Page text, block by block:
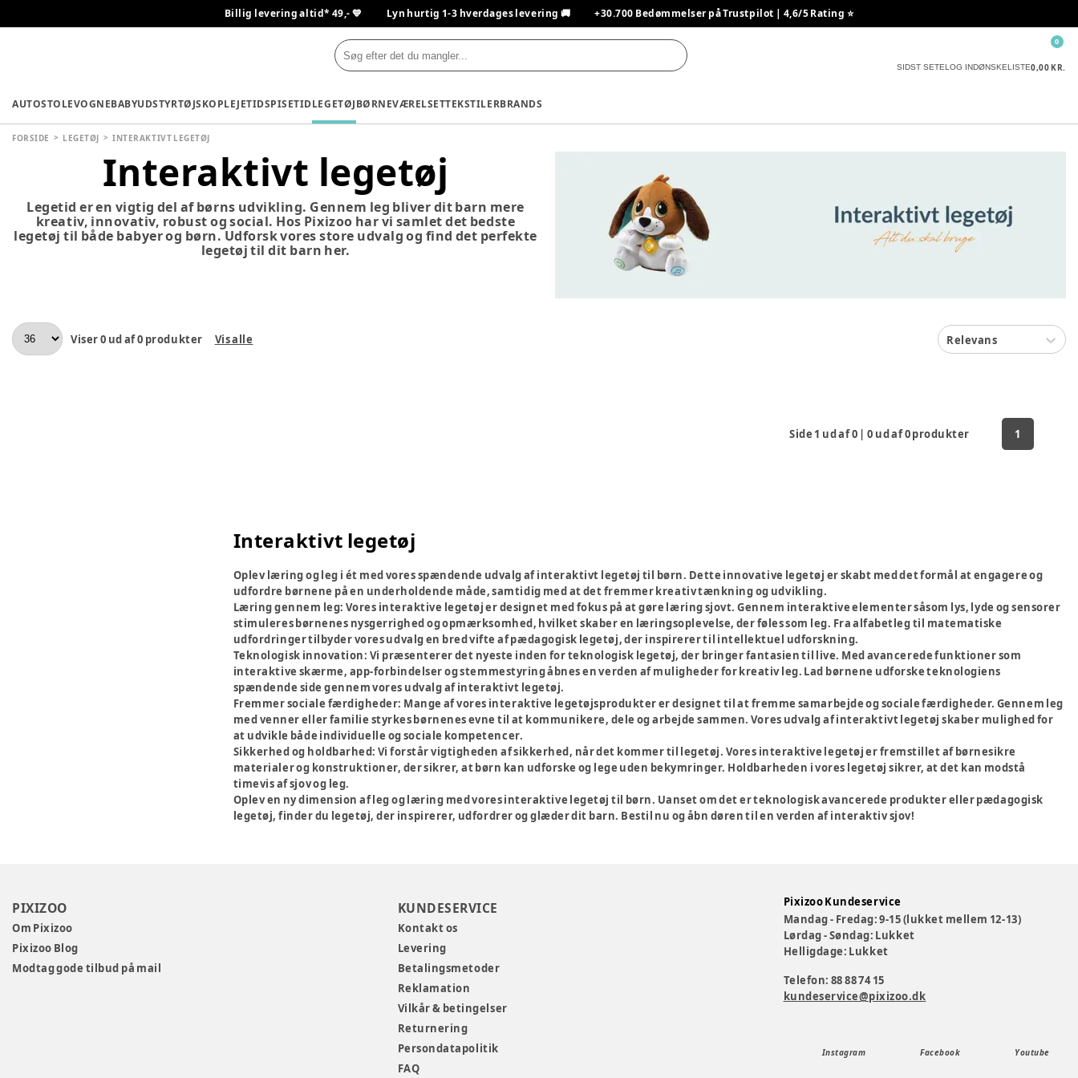
Billig levering altid* 49,- 💙 Lyn hurtig 1-3 hverdages levering 🚚 +30.700 Bedømmelser på Trustpilot | 4,6/5 Rating ⭐️
SIDST SETELOG INDØNSKELISTE0,00 KR.
0
AUTOSTOLEVOGNEBABYUDSTYRTØJSKOPLEJETIDSPISETIDLEGETØJBØRNEVÆRELSETTEKSTILERBRANDS
FORSIDE LEGETØJ INTERAKTIVT LEGETØJ
Interaktivt legetøj
Legetid er en vigtig del af børns udvikling. Gennem leg bliver dit barn mere
kreativ, innovativ, robust og social. Hos Pixizoo har vi samlet det bedste
legetøj til både babyer og børn. Udforsk vores store udvalg og find det perfekte
legetøj til dit barn her.
Viser0 ud af0 produkter Vis alle Relevans
Side 1 ud af0 |0 ud af0produkter 1
Interaktivt legetøj
Oplev læring og leg i ét med vores spændende udvalg af interaktivt legetøj til børn. Dette innovative legetøj er skabt med det formål at engagere og
udfordre børnene på en underholdende måde, samtidig med at det fremmer kreativ tænkning og udvikling.
Læring gennem leg: Vores interaktive legetøj er designet med fokus på at gøre læring sjovt. Gennem interaktive elementer såsom lys, lyde og sensorer
stimuleres børnenes nysgerrighed og opmærksomhed, hvilket skaber en læringsoplevelse, der føles som leg. Fra alfabetleg til matematiske
udfordringer tilbyder vores udvalg en bred vifte af pædagogisk legetøj, der inspirerer til intellektuel udforskning.
Teknologisk innovation: Vi præsenterer det nyeste inden for teknologisk legetøj, der bringer fantasien til live. Med avancerede funktioner som
interaktive skærme, app-forbindelser og stemmestyring åbnes en verden af muligheder for kreativ leg. Lad børnene udforske teknologiens
spændende side gennem vores udvalg af interaktivt legetøj.
Fremmer sociale færdigheder: Mange af vores interaktive legetøjsprodukter er designet til at fremme samarbejde og sociale færdigheder. Gennem leg
med venner eller familie styrkes børnenes evne til at kommunikere, dele og arbejde sammen. Vores udvalg af interaktivt legetøj skaber mulighed for
at udvikle både individuelle og sociale kompetencer.
Sikkerhed og holdbarhed: Vi forstår vigtigheden af sikkerhed, når det kommer til legetøj. Vores interaktive legetøj er fremstillet af børnesikre
materialer og konstruktioner, der sikrer, at børn kan udforske og lege uden bekymringer. Holdbarheden i vores legetøj sikrer, at det kan modstå
timevis af sjov og leg.
Oplev en ny dimension af leg og læring med vores interaktive legetøj til børn. Uanset om det er teknologisk avancerede produkter eller pædagogisk
legetøj, finder du legetøj, der inspirerer, udfordrer og glæder dit barn. Bestil nu og åbn døren til en verden af interaktiv sjov!
PIXIZOO
Om Pixizoo
Pixizoo Blog
Modtag gode tilbud på mail
KUNDESERVICE
Kontakt os
Levering
Betalingsmetoder
Reklamation
Vilkår & betingelser
Returnering
Persondatapolitik
FAQ
Pixizoo Kundeservice
Mandag - Fredag: 9-15 (lukket mellem 12-13)
Lørdag - Søndag: Lukket
Helligdage: Lukket
Telefon: 88 88 74 15
kundeservice@pixizoo.dk
Instagram Facebook Youtube